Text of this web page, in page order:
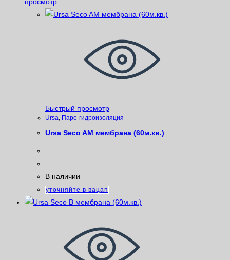
Быстрый просмотр
Ursa, Паро-гидроизоляция
Ursa Seco AM мембрана (60м.кв.)
В наличии
уточняйте в вацап